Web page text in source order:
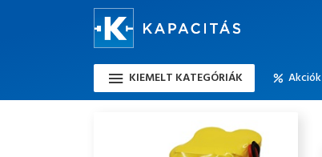
KIEMELT KATEGÓRIÁK Akciók